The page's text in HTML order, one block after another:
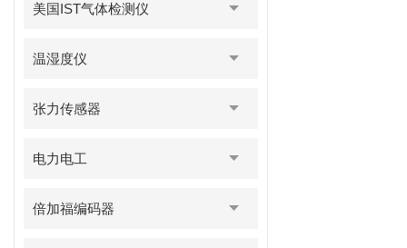
美国IST气体检测仪
温湿度仪
张力传感器
电力电工
倍加福编码器